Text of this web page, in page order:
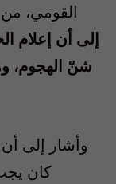
القومي،
إلى أن إعلام
شنّ الهجوم،
وأشار إلى
كان